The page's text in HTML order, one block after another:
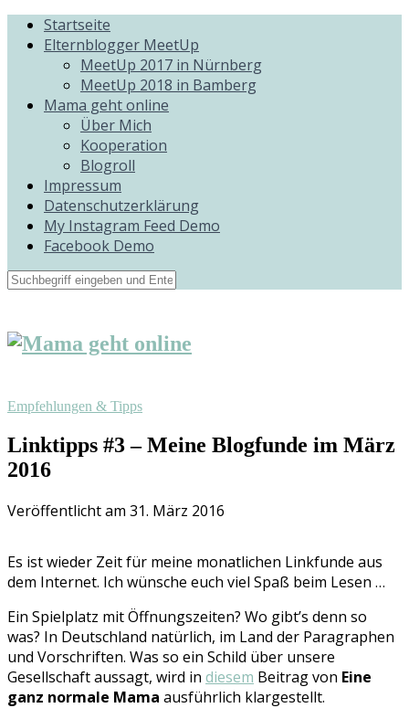
Startseite
Elternblogger MeetUp
MeetUp 2017 in Nürnberg
MeetUp 2018 in Bamberg
Mama geht online
Über Mich
Kooperation
Blogroll
Impressum
Datenschutzerklärung
My Instagram Feed Demo
Facebook Demo
Empfehlungen & Tipps
Linktipps #3 – Meine Blogfunde im März
2016
Veröffentlicht am 31. März 2016
Es ist wieder Zeit für meine monatlichen Linkfunde aus
dem Internet. Ich wünsche euch viel Spaß beim Lesen …
Ein Spielplatz mit Öffnungszeiten? Wo gibt’s denn so
was? In Deutschland natürlich, im Land der Paragraphen
und Vorschriften. Was so ein Schild über unsere
Gesellschaft aussagt, wird in diesem Beitrag von Eine
ganz normale Mama ausführlich klargestellt.